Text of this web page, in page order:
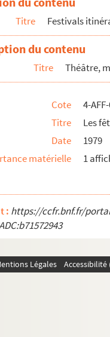
Titre Festivals
du contenu
Titre Théâtre,
Cote
4-
Titre
Les
Date
1979
matérielle
1
: https://ccfr.bnf.fr/
Légales